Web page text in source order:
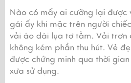
Nào có mấy ai cưỡng lại được
gái ấy khi mặc trên người
vải áo dài lụa tơ tằm. Vải trơn
không kém phần thu hút. Vẻ
được chứng minh qua thời
xưa sử dụng.